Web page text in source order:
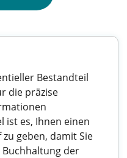
Bestandteil
die präzise
ist es, Ihnen einen
geben, damit Sie
der